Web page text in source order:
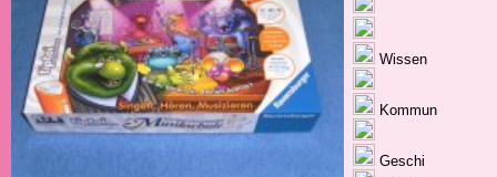
Wissen
Kommun
Geschi